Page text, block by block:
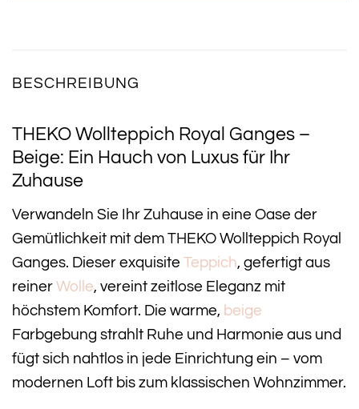
BESCHREIBUNG
THEKO Wollteppich Royal Ganges –
Beige: Ein Hauch von Luxus für Ihr
Zuhause
Verwandeln Sie Ihr Zuhause in eine Oase der
Gemütlichkeit mit dem THEKO Wollteppich Royal
Ganges. Dieser exquisite Teppich, gefertigt aus
reiner Wolle, vereint zeitlose Eleganz mit
höchstem Komfort. Die warme, beige
Farbgebung strahlt Ruhe und Harmonie aus und
fügt sich nahtlos in jede Einrichtung ein – vom
modernen Loft bis zum klassischen Wohnzimmer.